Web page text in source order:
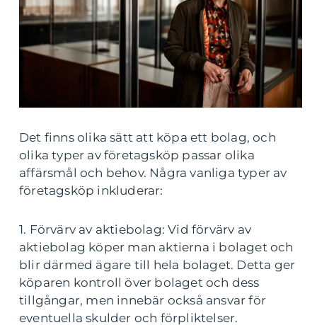
Det finns olika sätt att köpa ett bolag, och
olika typer av företagsköp passar olika
affärsmål och behov. Några vanliga typer av
företagsköp inkluderar:
1. Förvärv av aktiebolag: Vid förvärv av
aktiebolag köper man aktierna i bolaget och
blir därmed ägare till hela bolaget. Detta ger
köparen kontroll över bolaget och dess
tillgångar, men innebär också ansvar för
eventuella skulder och förpliktelser.